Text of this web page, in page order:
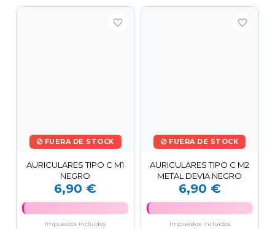
FUERA DE STOCK
favorite_border
AURICULARES TIPO C M1
NEGRO
6,90 €
Impuestos incluidos
FUERA DE STOCK
favorite_border
AURICULARES TIPO C M2
METAL DEVIA NEGRO
6,90 €
Impuestos incluidos